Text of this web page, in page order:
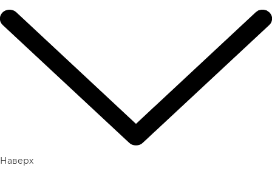
Наверх